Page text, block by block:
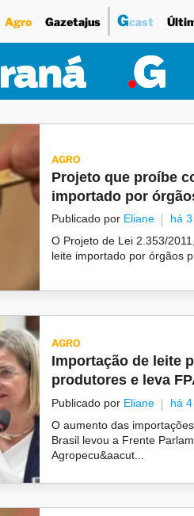
Agro Gazetajus Gcast
AGRO
Projeto que proíbe
importado por
Publicado por Eliane
há
O Projeto de Lei 2.353/
leite importado por órgãos
AGRO
Importação de leite
produtores e leva
Publicado por Eliane
há
O aumento das
Brasil levou a Frente
Agropecu&aacut...